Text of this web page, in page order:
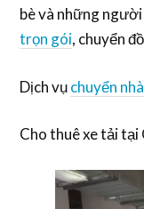
bè và những
trọn gói, chuyển
Dịch vụchuyển
Cho thuê xe tải tại